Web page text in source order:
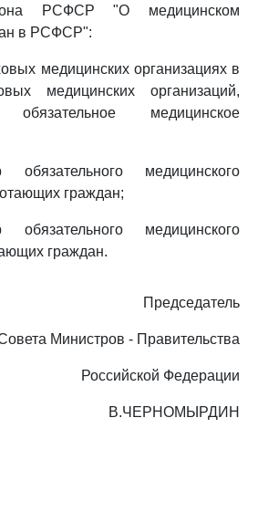
РСФСР "О медицинском
в РСФСР":
медицинских организациях в
медицинских организаций,
обязательное медицинское
медицинского
граждан;
медицинского
граждан.
Председатель
Министров - Правительства
Российской Федерации
В.ЧЕРНОМЫРДИН